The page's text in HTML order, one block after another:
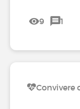
9 1
Convivere